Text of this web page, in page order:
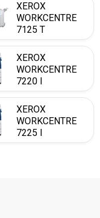
XEROX
WORKCENTRE
7125 T
XEROX
WORKCENTRE
7220 I
XEROX
WORKCENTRE
7225 I